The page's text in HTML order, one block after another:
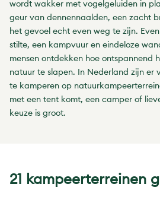
wordt wakker met vogelgeluiden in
geur van dennennaalden, een zacht
het gevoel echt even weg te zijn.
stilte, een kampvuur en eindeloze
mensen ontdekken hoe ontspannend
natuur te slapen. In Nederland zijn er
te kamperen op
met een tent komt, een camper of
keuze is groot.
21 kampeerterreinen